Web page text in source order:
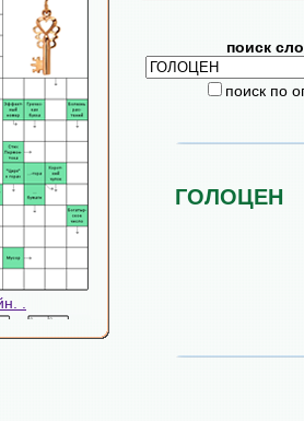
поиск
поиск по
ГОЛОЦЕН